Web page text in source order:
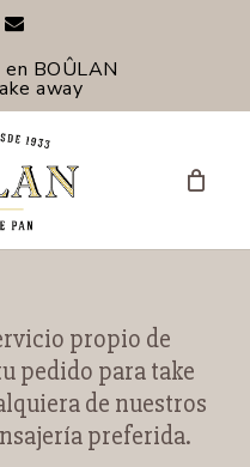
email
en BOÛLAN
away
propio de
pedido para take
de nuestros
preferida.